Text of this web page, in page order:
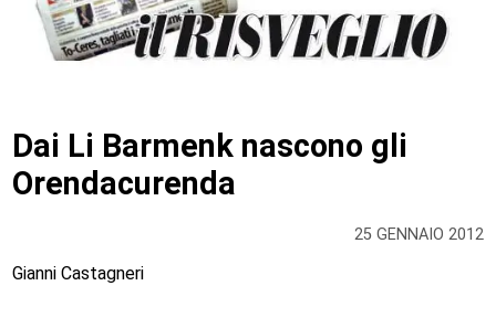
25 GENNAIO 2012
Dai Li Barmenk nascono gli
Orendacurenda
Gianni Castagneri